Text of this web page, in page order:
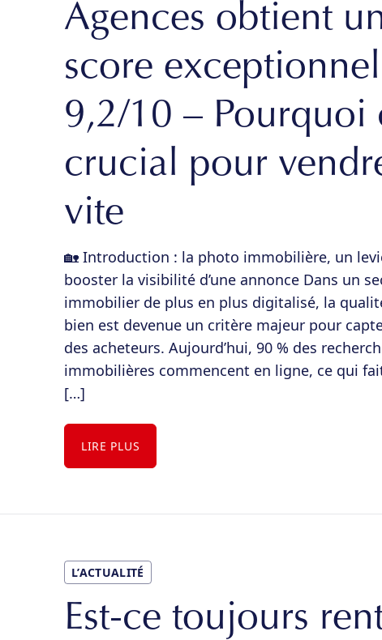
Agences obtient
score
9,2/10 – Pourquoi
crucial pour
vite
🏡 Introduction : la photo immobilière, un
booster la visibilité d’une annonce Dans un
immobilier de plus en plus digitalisé, la
bien est devenue un critère majeur pour
des acheteurs. Aujourd’hui, 90 % des
immobilières commencent en ligne, ce qui
[…]
LIRE PLUS
L’ACTUALITÉ
Est-ce toujours